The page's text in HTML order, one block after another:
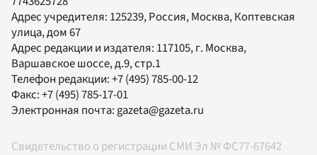
Адрес учредителя: 125239, Россия, Москва, Коптевская
улица, дом 67
Адрес редакции и издателя: 117105, г. Москва,
Варшавское шоссе, д.9, стр.1
Телефон редакции:+7 (495) 785-00-12
Факс:+7 (495) 785-17-01
Электронная почта:gazeta@gazeta.ru
Свидетельство о регистрации СМИ Эл № ФС77-67642